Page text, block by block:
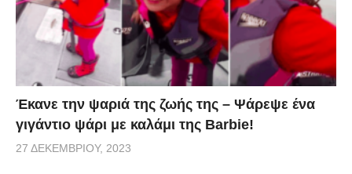
Έκανε την ψαριά της ζωής της – Ψάρεψε ένα
γιγάντιο ψάρι με καλάμι της Barbie!
27 ΔΕΚΕΜΒΡΊΟΥ, 2023